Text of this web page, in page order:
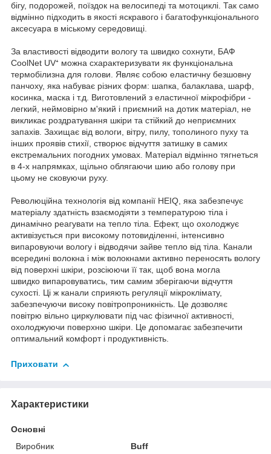
бігу, подорожей, поїздок на велосипеді та мотоциклі. Так само
відмінно підходить в якості яскравого і багатофункціонального
аксесуара в міському середовищі.
За властивості відводити вологу та швидко сохнути, БАФ
CoolNet UV⁺ можна схарактеризувати як функціональна
термобілизна для голови. Являє собою еластичну безшовну
панчоху, яка набуває різних форм: шапка, балаклава, шарф,
косинка, маска і т.д. Виготовлений з еластичної мікрофібри -
легкий, неймовірно м'який і приємний на дотик матеріал, не
викликає роздратування шкіри та стійкий до неприємних
запахів. Захищає від вологи, вітру, пилу, тополиного пуху та
інших проявів стихії, створює відчуття затишку в самих
екстремальних погодних умовах. Матеріал відмінно тягнеться
в 4-х напрямках, щільно облягаючи шию або голову при
цьому не сковуючи руху.
Революційна технологія від компанії HEIQ, яка забезпечує
матеріалу здатність взаємодіяти з температурою тіла і
динамічно реагувати на тепло тіла. Ефект, що охолоджує
активізується при високому потовиділенні, інтенсивно
випаровуючи вологу і відводячи зайве тепло від тіла. Канали
всередині волокна і між волокнами активно переносять вологу
від поверхні шкіри, розсіюючи її так, щоб вона могла
швидко випаровуватись, тим самим зберігаючи відчуття
сухості. Ці ж канали сприяють регуляції мікроклімату,
забезпечуючи високу повітропроникність. Це дозволяє
повітрю вільно циркулювати під час фізичної активності,
охолоджуючи поверхню шкіри. Це допомагає забезпечити
оптимальний комфорт і продуктивність.
Приховати
Характеристики
Основні
Виробник
Buff